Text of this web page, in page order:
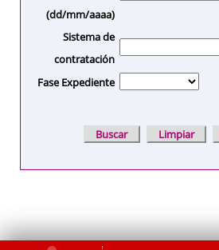
(dd/mm/aaaa)
Sistema de
contratación
Fase Expediente